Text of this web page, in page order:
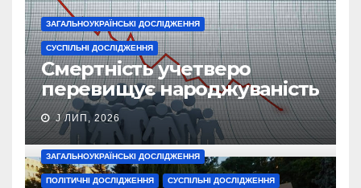
ЗАГАЛЬНОУКРАЇНСЬКІ ДОСЛІДЖЕННЯ
СУСПІЛЬНІ ДОСЛІДЖЕННЯ
Смертність учетверо
перевищує народжуваність
J ЛИП, 2026
ЗАГАЛЬНОУКРАЇНСЬКІ ДОСЛІДЖЕННЯ
ПОЛІТИЧНІ ДОСЛІДЖЕННЯ СУСПІЛЬНІ ДОСЛІДЖЕННЯ